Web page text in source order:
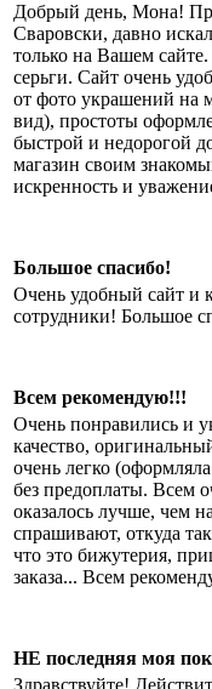
Добрый день, Мона!
Сваровски, давно
только на Вашем
серьги. Сайт очень
от фото украшений на
вид), простоты
быстрой и недорогой
магазин своим
искренность и
Большое спасибо!
Очень удобный сайт и
сотрудники! Большое
Всем рекомендую!!!
Очень понравились и
качество,
очень легко
без предоплаты. Всем
оказалось лучше, чем
спрашивают, откуда
что это бижутерия,
заказа... Всем
НЕ последняя моя